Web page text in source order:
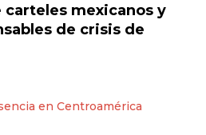
carteles mexicanos y
de crisis de